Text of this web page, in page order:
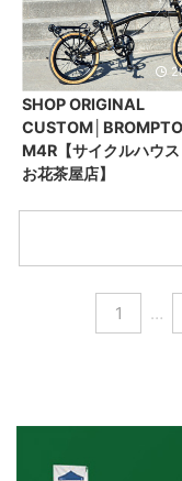
SHOP ORIGINAL
M4R【サイクルハウ
お花茶屋店】
1 …